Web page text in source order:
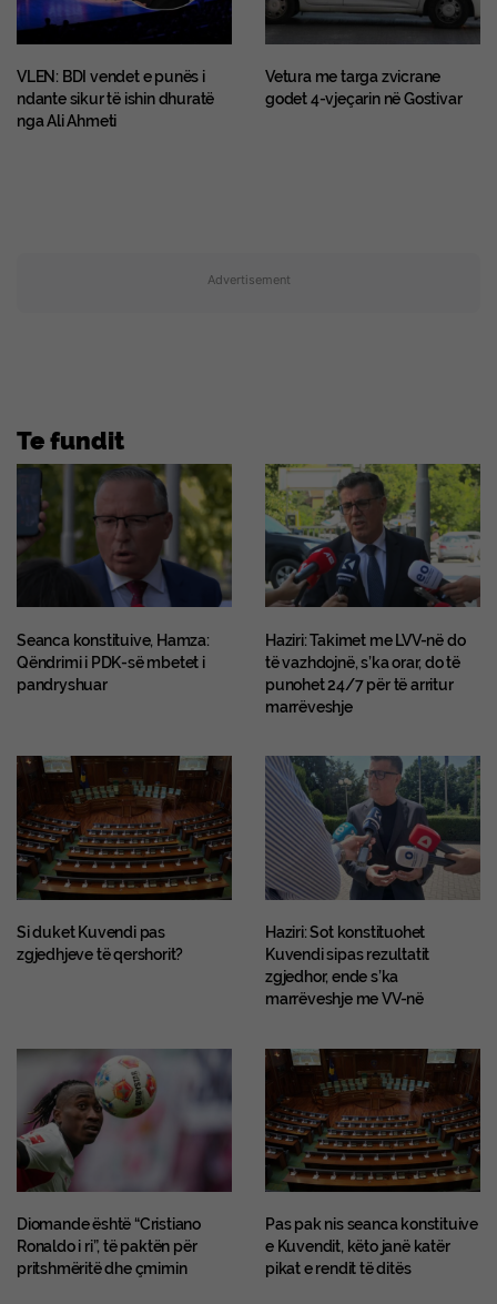
VLEN: BDI vendet e punës i
ndante sikur të ishin dhuratë
nga Ali Ahmeti
Vetura me targa zvicrane
godet 4-vjeçarin në Gostivar
Advertisement
Te fundit
Seanca konstituive, Hamza:
Qëndrimi i PDK-së mbetet i
pandryshuar
Haziri: Takimet me LVV-në do
të vazhdojnë, s’ka orar, do të
punohet 24/7 për të arritur
marrëveshje
Si duket Kuvendi pas
zgjedhjeve të qershorit?
Haziri: Sot konstituohet
Kuvendi sipas rezultatit
zgjedhor, ende s’ka
marrëveshje me VV-në
Diomande është “Cristiano
Ronaldo i ri”, të paktën për
pritshmëritë dhe çmimin
Pas pak nis seanca konstituive
e Kuvendit, këto janë katër
pikat e rendit të ditës